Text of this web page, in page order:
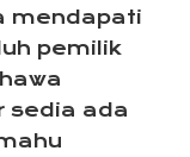
mendapati
pemilik
sedia ada